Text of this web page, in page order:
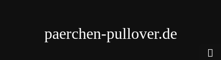
paerchen-pullover.de